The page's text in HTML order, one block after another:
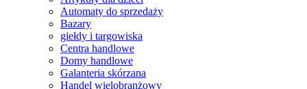
Automaty do sprzedaży
Bazary
giełdy i targowiska
Centra handlowe
Domy handlowe
Galanteria skórzana
Handel wielobranżowy